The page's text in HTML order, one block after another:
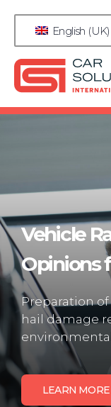
English (UK)
Vehicle
Opinions
Preparation
hail damage
LEARN MORE